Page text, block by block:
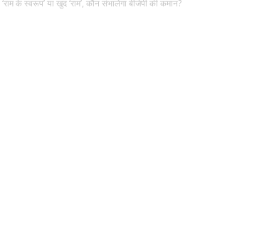
‘राम के स्वरूप’ या खुद ‘राम’, कौन संभालेगा बीजेपी की कमान?